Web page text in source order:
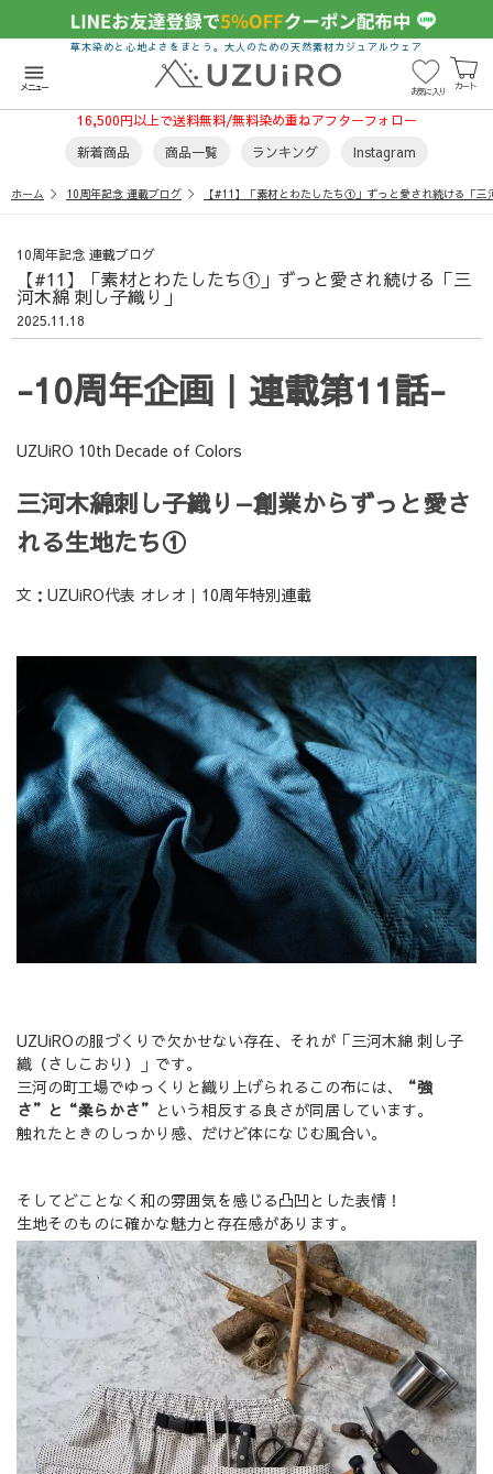
menu
メニュー お気に入り カート
草木染めと心地よさをまとう。大人のための天然素材カジュアルウェア
16,500円以上で送料無料/無料染め重ねアフターフォロー
新着商品
商品一覧 ランキング Instagram
ホーム 10周年記念 連載ブログ 【#11】「素材とわたしたち①」ずっと愛され続ける「三
10周年記念 連載ブログ
【#11】「素材とわたしたち①」ずっと愛され続ける「三
河木綿 刺し子織り」
2025.11.18
-10周年企画｜連載第11話-
UZUiRO 10th Decade of Colors
三河木綿刺し子織り—創業からずっと愛さ
れる生地たち①
文：UZUiRO代表 オレオ｜10周年特別連載
UZUiROの服づくりで欠かせない存在、それが「三河木綿 刺し子
織（さしこおり）」です。
三河の町工場でゆっくりと織り上げられるこの布には、
“強
さ”と“柔らかさ” という相反する良さが同居しています。
触れたときのしっかり感、だけど体になじむ風合い。
そしてどことなく和の雰囲気を感じる凸凹とした表情！
生地そのものに確かな魅力と存在感があります。